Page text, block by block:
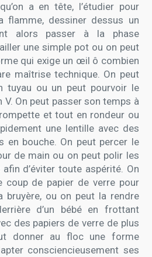
a en tête, l’étudier pour
flamme, dessiner dessus un
alors passer à la phase
une simple pot ou on peut
qui exige un œil ô combien
maîtrise technique. On peut
tuyau ou un peut pourvoir le
V. On peut passer son temps à
et tout en rondeur ou
une lentille avec des
en bouche. On peut percer le
de main ou on peut polir les
d’éviter toute aspérité. On
coup de papier de verre pour
bruyère, ou on peut la rendre
d’un bébé en frottant
des papiers de verre de plus
donner au floc une forme
consciencieusement ses